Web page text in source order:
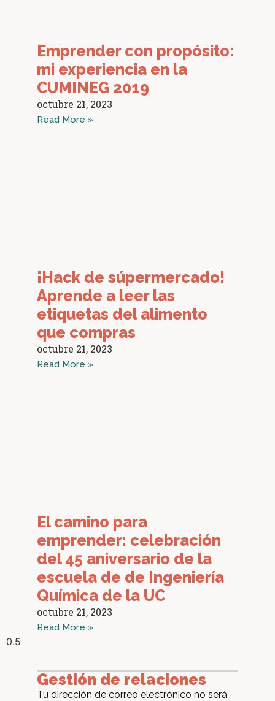
Emprender con propósito:
mi experiencia en la
CUMINEG 2019
octubre 21, 2023
Read More »
¡Hack de súpermercado!
Aprende a leer las
etiquetas del alimento
que compras
octubre 21, 2023
Read More »
El camino para
emprender: celebración
del 45 aniversario de la
escuela de de Ingeniería
Química de la UC
octubre 21, 2023
Read More »
Gestión de relaciones
Tu dirección de correo electrónico no será